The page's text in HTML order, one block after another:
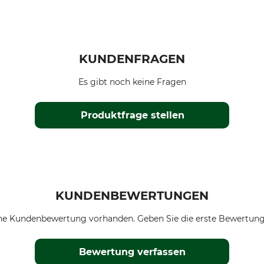
KUNDENFRAGEN
Produktfrage stellen
Es gibt noch keine Fragen
KUNDENBEWERTUNGEN
Kundenbewertung vorhanden. Geben Sie die erste
Bewertung verfassen